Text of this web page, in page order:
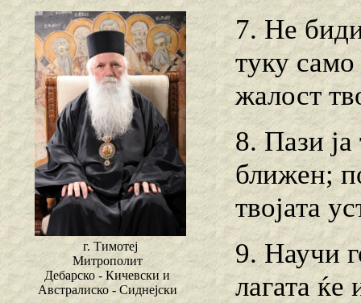
г. Тимотеј
Митрополит
Дебарско - Кичевски и
Австралиско - Сиднејски
7. Не
туку
жалост
8. Пази ја
ближен;
твојата
9. Научи
лагата ќе